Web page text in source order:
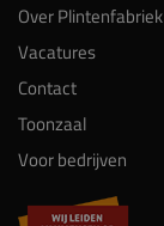
Over Plintenfabriek
Vacatures
Contact
Toonzaal
Voor bedrijven